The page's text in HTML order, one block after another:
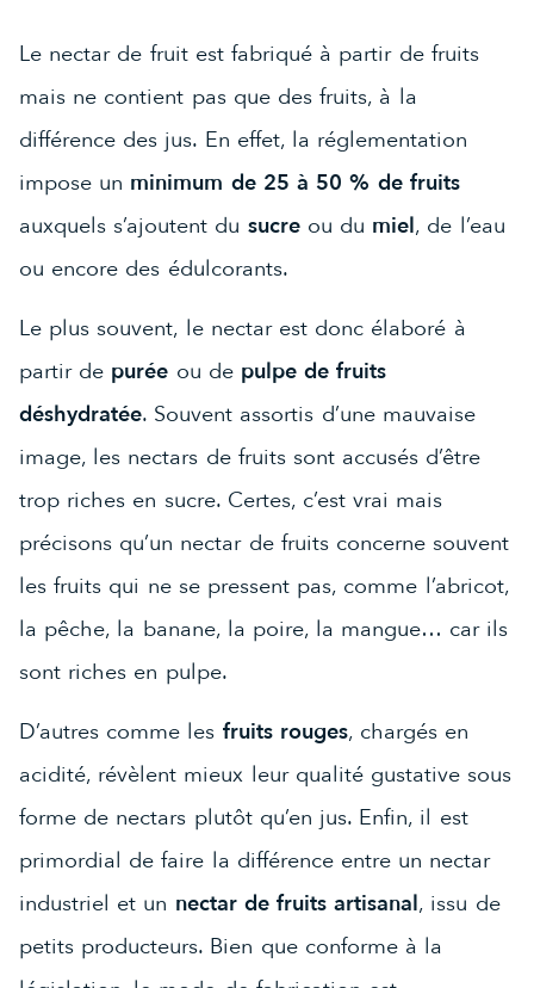
Le nectar de fruit est fabriqué à partir de fruits
mais ne contient pas que des fruits, à la
différence des jus. En effet, la réglementation
impose un minimum de 25 à 50 % de fruits
auxquels s’ajoutent du sucreou du miel, de l’eau
ou encore des édulcorants.
Le plus souvent, le nectar est donc élaboré à
partir de purée ou de pulpe de fruits
déshydratée. Souvent assortis d’une mauvaise
image, les nectars de fruits sont accusés d’être
trop riches en sucre. Certes, c’est vrai mais
précisons qu’un nectar de fruits concerne souvent
les fruits qui ne se pressent pas, comme l’abricot,
la pêche, la banane, la poire, la mangue… car ils
sont riches en pulpe.
D’autres comme les fruits rouges, chargés en
acidité, révèlent mieux leur qualité gustative sous
forme de nectars plutôt qu’en jus. Enfin, il est
primordial de faire la différence entre un nectar
industriel et un nectar de fruits artisanal, issu de
petits producteurs. Bien que conforme à la